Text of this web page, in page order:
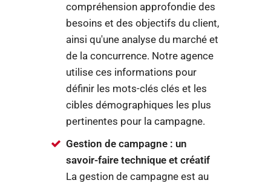
compréhension approfondie des
besoins et des objectifs du client,
ainsi qu'une analyse du marché et
de la concurrence. Notre agence
utilise ces informations pour
définir les mots-clés clés et les
cibles démographiques les plus
pertinentes pour la campagne.
Gestion de campagne : un
savoir-faire technique et créatif
La gestion de campagne est au